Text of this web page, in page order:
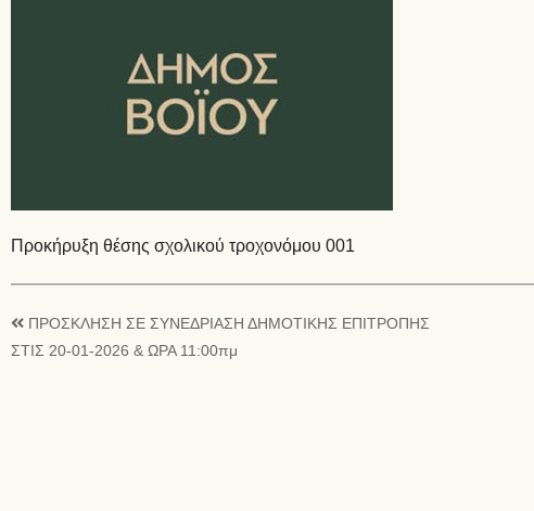
Προκήρυξη θέσης σχολικού τροχονόμου 001
ΠΡΟΣΚΛΗΣΗ ΣΕ ΣΥΝΕΔΡΙΑΣΗ ΔΗΜΟΤΙΚΗΣ ΕΠΙΤΡΟΠΗΣ
ΣΤΙΣ 20-01-2026 & ΩΡΑ 11:00πμ